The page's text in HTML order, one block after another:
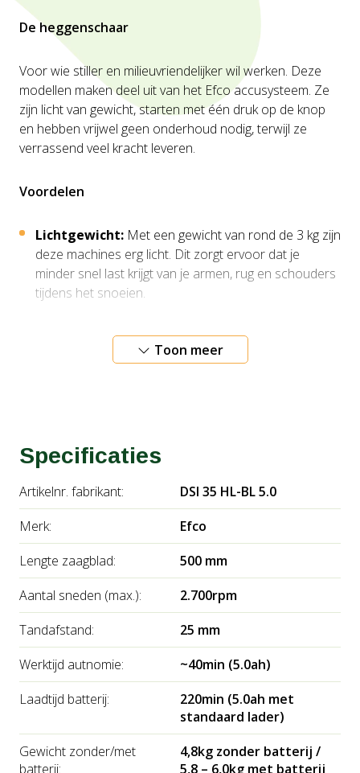
De heggenschaar
Voor wie stiller en milieuvriendelijker wil werken. Deze
modellen maken deel uit van het Efco accusysteem. Ze
zijn licht van gewicht, starten met één druk op de knop
en hebben vrijwel geen onderhoud nodig, terwijl ze
verrassend veel kracht leveren.
Voordelen
Lichtgewicht: Met een gewicht van rond de 3 kg zijn
deze machines erg licht. Dit zorgt ervoor dat je
minder snel last krijgt van je armen, rug en schouders
tijdens het snoeien.
Constante power:De lithium-ion accu's leveren
constante prestaties. De machine verliest dus geen
op de avond snoeien zonder de buren tot last te
zijn.
Let op: Deze heggenschaar wordt geleverd met accu en
oplader. (ook leverbaar zonder accu en oplader)
Voor meer informatie over deze modellen, kunt u altijd
vrijblijvend langskomen in onze showroom of
vrijblijvend contactmet ons opnemen.
Toon meer
Specificaties
Artikelnr. fabrikant:
DSI 35 HL-BL 5.0
Merk:
Efco
Lengte zaagblad:
500 mm
Aantal sneden (max.):
2.700rpm
Tandafstand:
25 mm
Werktijd autnomie:
~40min (5.0ah)
Laadtijd batterij:
220min (5.0ah met
standaard lader)
Gewicht zonder/met
batterij:
4,8kg zonder batterij /
5,8 – 6,0kg met batterij